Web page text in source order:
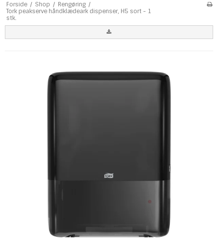
Forside / Shop / Rengøring /
Tork peakserve håndklædeark dispenser, H5 sort - 1
stk.